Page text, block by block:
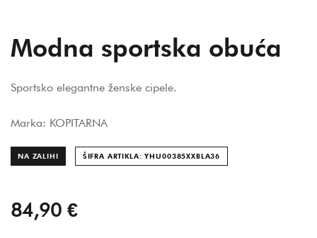
Modna sportska obuća
Sportsko elegantne ženske cipele.
Marka: KOPITARNA
NA ZALIHI ŠIFRA ARTIKLA: YHU00385XXBLA36
84,90 €